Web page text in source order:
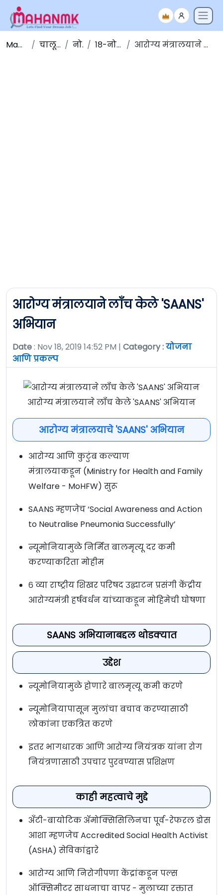
Maha NMK चालू घडामोडी नोव्हेंबर १८-नोव्हेंबर-२०१९ आरोग्य मंत्रालयाने लॉंच केले 'SAANS' अभियान
आरोग्य मंत्रालयाने लॉंच केले 'SAANS'
अभियान
Date: Nov 18, 2019 14:52 PM | Category :योजना
आणि प्रकल्प
आरोग्य मंत्रालयाने लॉंच केले 'SAANS' अभियान
आरोग्य मंत्रालयाचे 'SAANS' अभियान
आरोग्य आणि कुटुंब कल्याण
मंत्रालयाकडून (Ministry for Health and Family
Welfare - MoHFW) सुरू
SAANS म्हणजेच ‘Social Awareness and Action
to Neutralise Pneumonia Successfully’
न्यूमोनियामुळे निर्मित बालमृत्यू दर कमी
करण्याकरिता मोहीम
६ व्या राष्ट्रीय शिखर परिषद उद्घाटन प्रसंगी केंद्रीय
आरोग्यमंत्री हर्षवर्धन यांच्याकडून मोहिमेची घोषणा
SAANS अभियानाबद्दल थोडक्यात
उद्देश
न्यूमोनियामुळे होणारे बालमृत्यू कमी करणे
न्यूमोनियापासून मुलांचा बचाव करण्यासाठी
लोकांना एकत्रित करणे
इतर भागधारक आणि आरोग्य नियंत्रक यांना रोग
नियंत्रणासाठी उपचार पुरवण्यास प्रशिक्षण
काही महत्वाचे मुद्दे
अँटी-बायोटिक अ‍ॅमोक्सिसिलिनचा पूर्व-रेफरल डोस
आशा म्हणजेच Accredited Social Health Activist
(ASHA) सेविकांद्वारे
आरोग्य आणि निरोगीपणा केंद्रांकडून पल्स
ऑक्सिमीटर साधनाचा वापर - मुलाच्या रक्तात